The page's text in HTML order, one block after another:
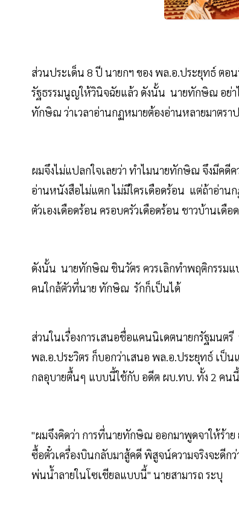
ส่วนประเด็น 8 ปี นายกฯ ของ พล.อ.ประยุทธ์ ต
รัฐธรรมนูญให้วินิจฉัยแล้ว ดังนั้น นายทักษิณ อย่า
ทักษิณ ว่าเวลาอ่านกฏหมายต้องอ่านหลายมาตรา
ผมจึงไม่แปลกใจเลยว่า ทำไมนายทักษิณ จึงมีคดี
อ่านหนังสือไม่แตก ไม่มีใครเดือดร้อน แต่ถ้าอ่าน
ตัวเองเดือดร้อน ครอบครัวเดือดร้อน ชาวบ้านเดื
ดังนั้น นายทักษิณ ชินวัตร ควรเลิกทำพฤติกรรมแ
คนใกล้ตัวที่นาย ทักษิณ รักก็เป็นได้
ส่วนในเรื่องการเสนอชื่อแคนนิเดตนายกรัฐมน
พล.อ.ประวิตร ก็บอกว่าเสนอ พล.อ.ประยุทธ์ เป็
กลอุบายตื้นๆ แบบนี้ใช้กับ อดีต ผบ.ทบ. ทั้ง 2 คน
"ผมจึงคิดว่า การที่นายทักษิณ ออกมาพูดจาให้ร้า
ซื้อตั๋วเครื่องบินกลับมาสู้คดี พิสูจน์ความจริงจะดี
พ่นน้ำลายในโซเชียลแบบนี้" นายสามารถ ระบุ